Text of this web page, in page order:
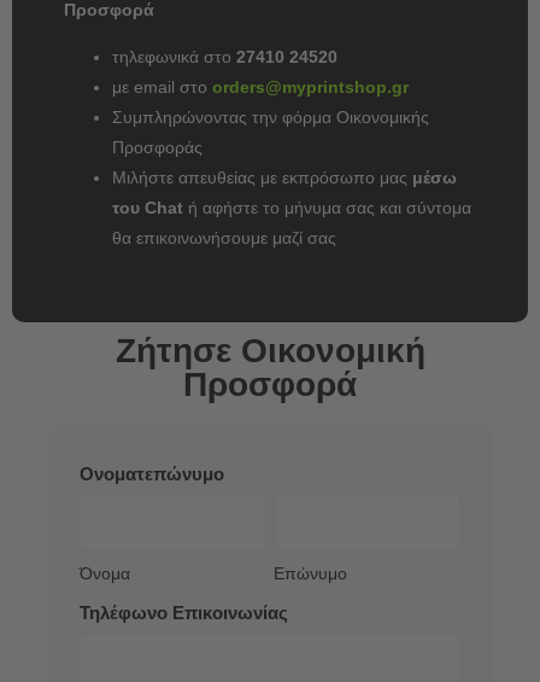
Προσφορά
τηλεφωνικά στο 27410 24520
με email στο orders@myprintshop.gr
Συμπληρώνοντας την φόρμα Οικονομικής
Προσφοράς
Μιλήστε απευθείας με εκπρόσωπο μας μέσω
του Chat ή αφήστε το μήνυμα σας και σύντομα
θα επικοινωνήσουμε μαζί σας
Ζήτησε Οικονομική
Προσφορά
ΜΗΧΑΝΟΓΡΑΦΙΚΆ
Ονοματεπώνυμο
Όνομα Επώνυμο
Τηλέφωνο Επικοινωνίας